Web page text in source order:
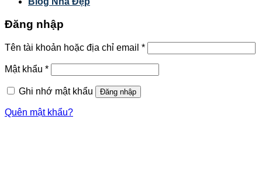
Đăng nhập
Tên tài khoản hoặc địa chỉ email *
Mật khẩu *
Ghi nhớ mật khẩu Đăng nhập
Quên mật khẩu?